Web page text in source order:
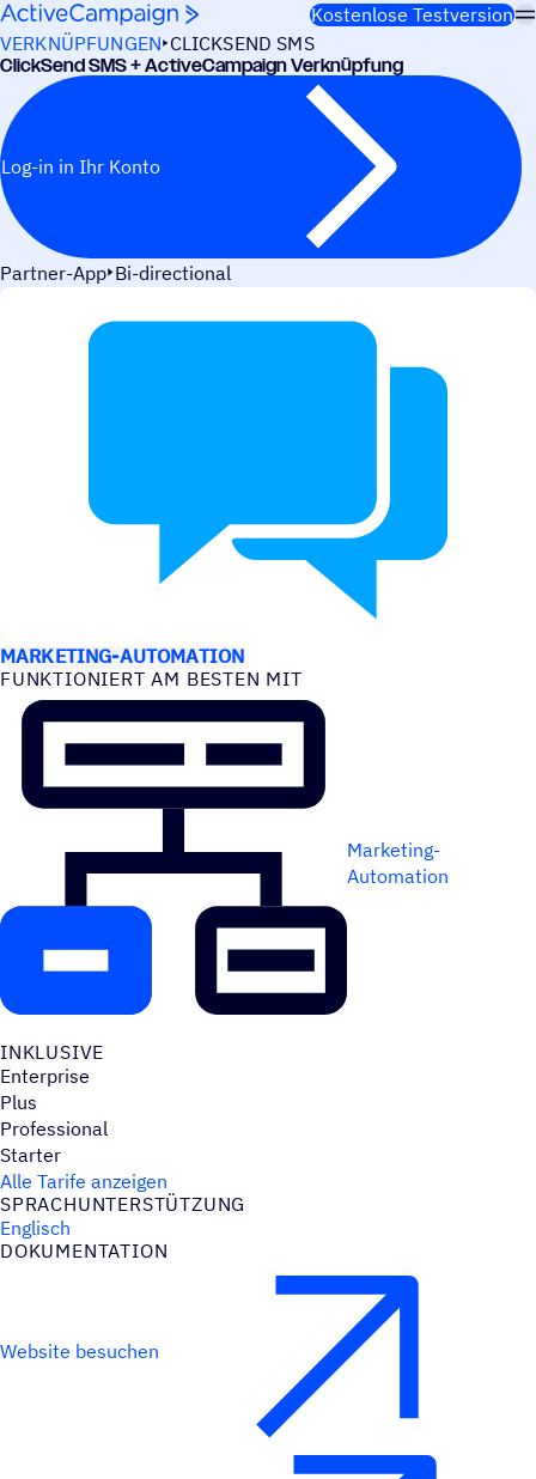
Weiter zum Inhalt
Kostenlose Testversion
VERKNÜPFUNGEN CLICKSEND SMS
Click­Send SMS + ActiveCampaign Verknüpfung
Log-in in Ihr Konto
Partner-App Bi-directional
MARKETING-AUTOMATION
FUNK­TIO­NIERT AM BESTEN MIT
Marketing-
Automation
INKLU­SIVE
Enterprise
Plus
Professional
Starter
Alle Tarife anzeigen
SPRACH­UN­TER­STÜT­ZUNG
Englisch
DOKU­MEN­TA­TION
Website besuchen